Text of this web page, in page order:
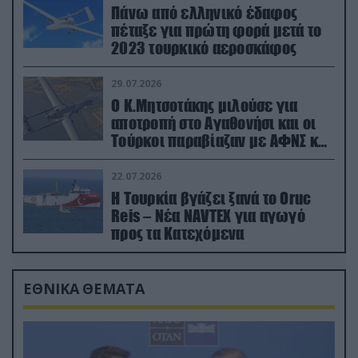
Πάνω από ελληνικό έδαφος
πέταξε για πρώτη φορά μετά το
2023 τουρκικό αεροσκάφος
29.07.2026
Ο Κ.Μητσοτάκης μιλούσε για
αποτροπή στο Αγαθονήσι και οι
Τούρκοι παραβίαζαν με ΑΦΝΣ και
drone
22.07.2026
Η Τουρκία βγάζει ξανά το Oruc
Reis – Νέα NAVTEX για αγωγό
προς τα Κατεχόμενα
ΕΘΝΙΚΑ ΘΕΜΑΤΑ